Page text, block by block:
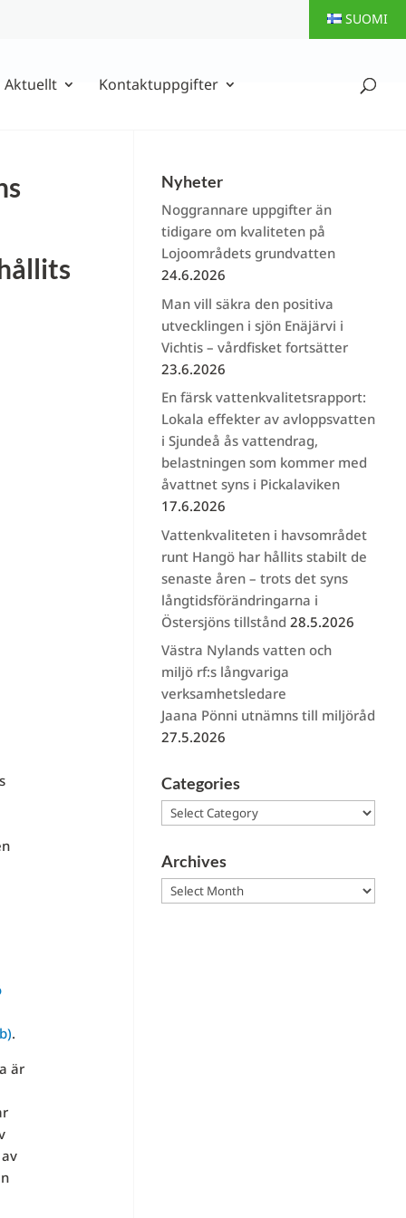
SUOMI
Aktuellt Kontaktuppgifter
.
är
Nyheter
Noggrannare uppgifter än
tidigare om kvaliteten på
Lojoområdets grundvatten
24.6.2026
Man vill säkra den positiva
utvecklingen i sjön Enäjärvi i
Vichtis – vårdfisket fortsätter
23.6.2026
En färsk vattenkvalitetsrapport:
Lokala effekter av avloppsvatten
i Sjundeå ås vattendrag,
belastningen som kommer med
åvattnet syns i Pickalaviken
17.6.2026
Vattenkvaliteten i havsområdet
runt Hangö har hållits stabilt de
senaste åren – trots det syns
långtidsförändringarna i
Östersjöns tillstånd 28.5.2026
Västra Nylands vatten och
miljö rf:s långvariga
verksamhetsledare
Jaana Pönni utnämns till miljöråd
27.5.2026
Categories
Categories
Archives
Archives